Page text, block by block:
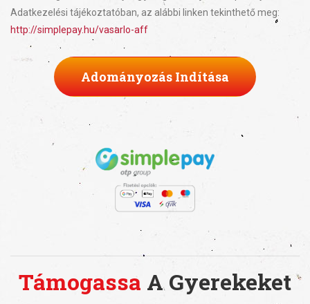
Adatkezelési tájékoztatóban, az alábbi linken tekinthető meg:
http://simplepay.hu/vasarlo-aff
Adományozás Indítása
Támogassa A Gyerekeket